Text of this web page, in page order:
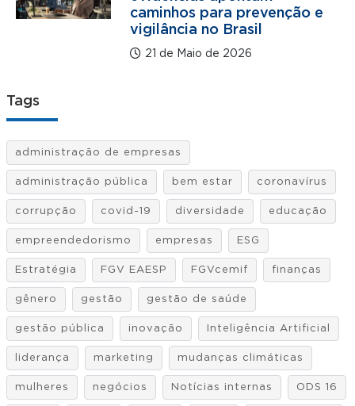
caminhos para prevenção e
vigilância no Brasil
21 de Maio de 2026
Tags
administração de empresas
administração pública bem estar coronavírus
corrupção covid-19 diversidade educação
empreendedorismo empresas ESG
Estratégia FGV EAESP FGVcemif finanças
gênero gestão gestão de saúde
gestão pública inovação Inteligência Artificial
liderança marketing mudanças climáticas
mulheres negócios Notícias internas ODS 16